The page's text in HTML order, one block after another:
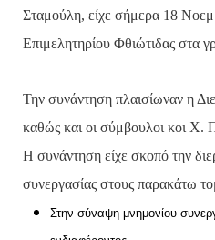
Σταμούλη, είχε σήμερα 18
Επιμελητηρίου Φθιώτιδας στα
Την συνάντηση πλαισίωναν η
καθώς και οι σύμβουλοι κοι Χ.
Η συνάντηση είχε σκοπό την
συνεργασίας στους παρακάτω
Στην σύναψη μνημονίου